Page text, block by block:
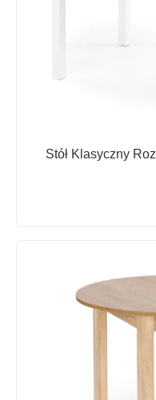
Stół Klasyczny